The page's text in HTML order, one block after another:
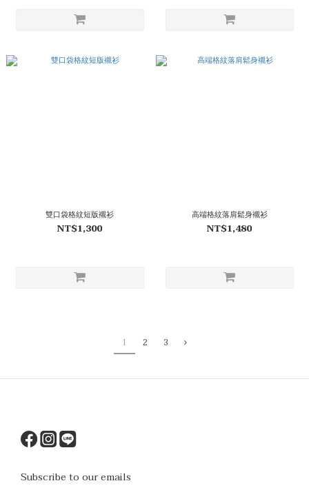
雙口袋格紋短版襯衫
NT$1,300
高端格紋落肩鬆身襯衫
NT$1,480
1 2 3
Subscribe to our emails